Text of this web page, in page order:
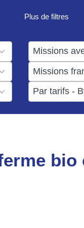
Plus de filtres
result
available
result
available
results
available
bio